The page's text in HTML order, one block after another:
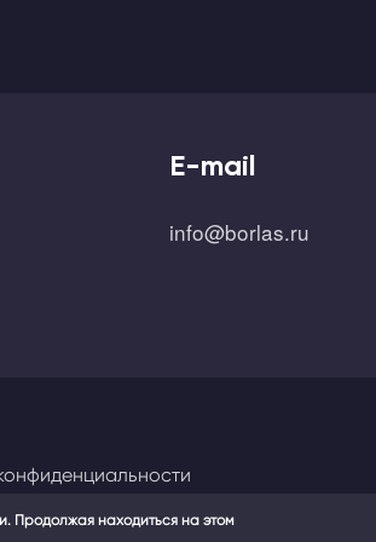
E-mail
info@borlas.ru
Продолжая находиться на этом